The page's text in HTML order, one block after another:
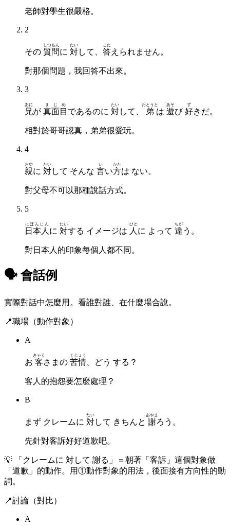
老師對學生很嚴格。
2
その 質問
しつもん
に 対
たい
して、 答
こた
えられません。
對那個問題，我回答不出來。
3
兄
あに
が 真面目
まじめ
であるのに 対
たい
して、 弟
おとうと
は 遊
あそ
び好
ず
きだ。
相對於哥哥認真，弟弟很愛玩。
4
親
おや
に 対
たい
して そんな 言
い
い方
かた
は ない。
對父母不可以那種說話方式。
5
日本人
にほんじん
に 対
たい
する イメージは 人
ひと
に よって 違
ちが
う。
對日本人的印象每個人都不同。
🗣 會話例
實際對話中怎麼用。看誰對誰、在什麼場合說。
📍職場（動作對象）
A
お 客
きゃく
さまの 苦情
くじょう
、どう する？
客人的抱怨要怎麼處理？
B
まず クレームに 対
たい
して きちんと 謝
あやま
ろう。
先針對客訴好好道歉吧。
💡
「クレームに 対して 謝る」＝朝著「客訴」這個對象做
「道歉」的動作。用①動作對象的用法，後面接有方向性的動
詞。
📍討論（對比）
A